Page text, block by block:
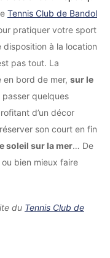
Tennis Club de Bandol
pratiquer votre sport
disposition à la location
pas tout. La
en bord de mer, sur le
passer quelques
d’un décor
son court en fin
soleil sur la mer… De
bien mieux faire
du Tennis Club de